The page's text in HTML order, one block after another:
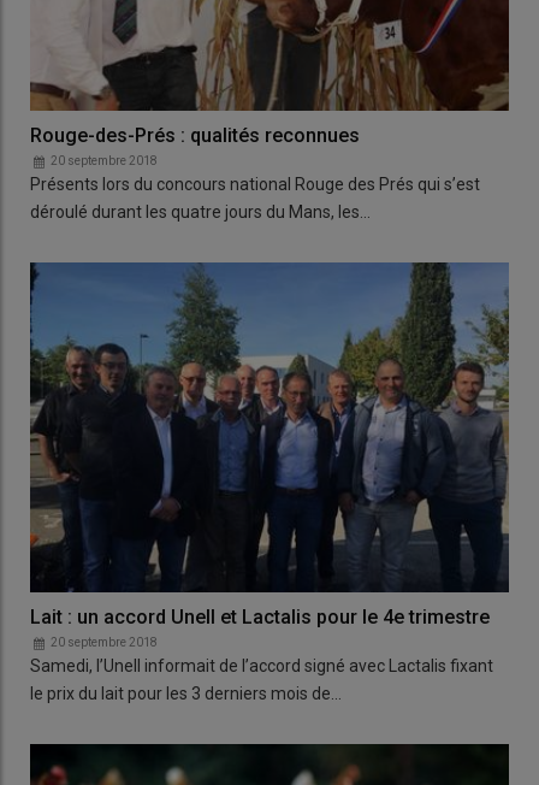
Rouge-des-Prés : qualités reconnues
20 septembre 2018
Présents lors du concours national Rouge des Prés qui s’est
déroulé durant les quatre jours du Mans, les…
Lait : un accord Unell et Lactalis pour le 4e trimestre
20 septembre 2018
Samedi, l’Unell informait de l’accord signé avec Lactalis fixant
le prix du lait pour les 3 derniers mois de…